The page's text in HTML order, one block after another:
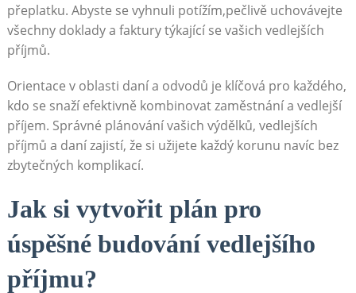
přeplatku. Abyste se vyhnuli⁢ potížím,pečlivě ‍uchovávejte
⁣všechny doklady⁤ a ⁣faktury‍ týkající se vašich ⁤vedlejších
příjmů.
Orientace v oblasti daní a⁣ odvodů je klíčová ​pro každého,
kdo se snaží ​efektivně kombinovat ‍zaměstnání ‍a vedlejší
příjem.⁤ Správné plánování ⁤vašich výdělků, vedlejších
příjmů a​ daní zajistí, že si⁤ užijete⁢ každý korunu navíc bez
zbytečných komplikací.
Jak si ‌vytvořit plán pro
úspěšné budování⁢ vedlejšího
příjmu?